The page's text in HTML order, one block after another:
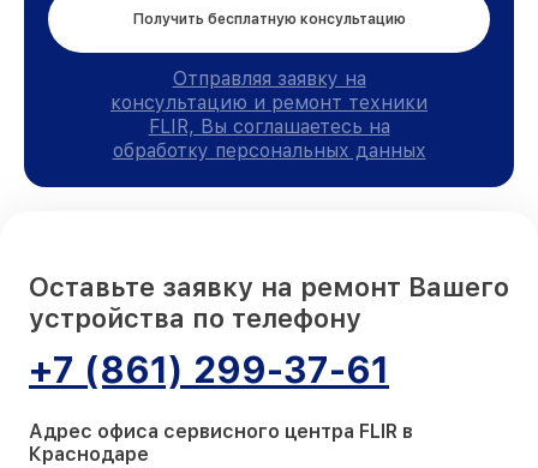
Получить бесплатную консультацию
Отправляя заявку на
консультацию и ремонт техники
FLIR, Вы соглашаетесь на
обработку персональных данных
Оставьте заявку на ремонт Вашего
устройства по телефону
+7 (861) 299-37-61
Адрес офиса сервисного центра FLIR в
Краснодаре